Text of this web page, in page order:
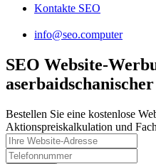
Kontakte SEO
info@seo.computer
SEO Website-
Bestellen Sie eine kostenlose
Aktionspreiskalkulation und